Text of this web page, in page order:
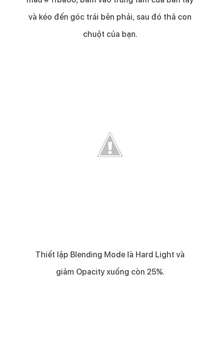
và kéo đến góc trái bên phải, sau đó thả con
chuột của bạn.​
Thiết lập Blending Mode là Hard Light và
giảm Opacity xuống còn 25%.​